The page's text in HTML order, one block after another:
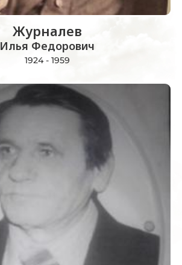
Журналев
Илья Федорович
1924 - 1959